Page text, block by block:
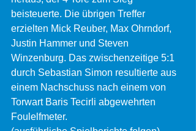
beisteuerte. Die übrigen Treffer
erzielten Mick Reuber, Max Ohrndorf,
Justin Hammer und Steven
Winzenburg. Das zwischenzeitige 5:1
durch Sebastian Simon resultierte aus
einem Nachschuss nach einem von
Torwart Baris Tecirli abgewehrten
Foulelfmeter.